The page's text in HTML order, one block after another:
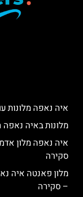
איה נאפה מלונות
מלונות באיה נאפה
סקירה
– סקירה